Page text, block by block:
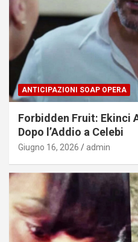
ANTICIPAZIONI SOAP OPERA
Forbidden Fruit: Ekinci
Dopo l’Addio a Celebi
Giugno 16, 2026 admin